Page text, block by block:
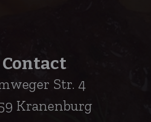
Contact
Str. 4
Kranenburg